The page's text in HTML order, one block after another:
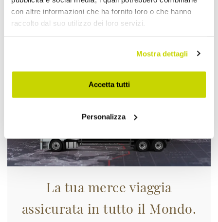
con altre informazioni che ha fornito loro o che hanno
raccolto dal suo utilizzo dei loro servizi.
Mostra dettagli
Accetta tutti
Personalizza
La tua merce viaggia
assicurata in tutto il Mondo.